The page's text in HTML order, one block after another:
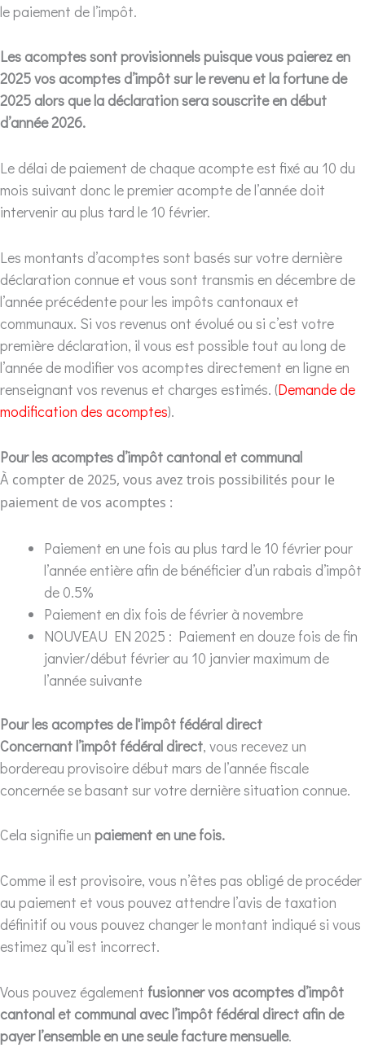
le paiement de l’impôt.
Les acomptes sont provisionnels puisque vous paierez en
2025 vos acomptes d’impôt sur le revenu et la fortune de
2025 alors que la déclaration sera souscrite en début
d’année 2026.
Le délai de paiement de chaque acompte est fixé au 10 du
mois suivant donc le premier acompte de l’année doit
intervenir au plus tard le 10 février.
Les montants d’acomptes sont basés sur votre dernière
déclaration connue et vous sont transmis en décembre de
l’année précédente pour les impôts cantonaux et
communaux. Si vos revenus ont évolué ou si c’est votre
première déclaration, il vous est possible tout au long de
l’année de modifier vos acomptes directement en ligne en
renseignant vos revenus et charges estimés. (Demande de
modification des acomptes).
Pour les acomptes d’impôt cantonal et communal
À compter de 2025, vous avez trois possibilités pour le
paiement de vos acomptes :
Paiement en une fois au plus tard le 10 février pour
l’année entière afin de bénéficier d’un rabais d’impôt
de 0.5%
Paiement en dix fois de février à novembre
NOUVEAU EN 2025 : Paiement en douze fois de fin
janvier/début février au 10 janvier maximum de
l’année suivante
Pour les acomptes de l'impôt fédéral direct
Concernant l’impôt fédéral direct, vous recevez un
bordereau provisoire début mars de l’année fiscale
concernée se basant sur votre dernière situation connue.
Cela signifie un paiement en une fois.
Comme il est provisoire, vous n’êtes pas obligé de procéder
au paiement et vous pouvez attendre l’avis de taxation
définitif ou vous pouvez changer le montant indiqué si vous
estimez qu’il est incorrect.
Vous pouvez également fusionner vos acomptes d’impôt
cantonal et communal avec l’impôt fédéral direct afin de
payer l’ensemble en une seule facture mensuelle.